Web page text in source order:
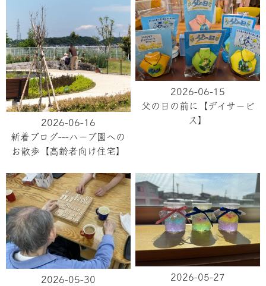
2026-06-16
新着ブログ---ハーブ園への
お散歩【高齢者向け住宅】
2026-06-15
父の日の前に【デイサービ
ス】
2026-05-30
2026-05-27